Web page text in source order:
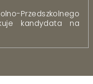
Przedszkolnego
kandydata na